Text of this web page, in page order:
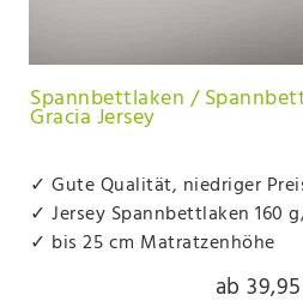
Spannbettlaken /
Gracia Jersey
✓ Gute Qualität, niedriger
✓ Jersey Spannbettlaken 160
✓ bis 25 cm Matratzenhöhe
ab